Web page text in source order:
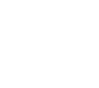
tổ chức tiệc sinh nhật
khu vực trung tâm, dễ tìm
và đúng giờ. Ngoài ra,
nhiều gia đình đưa trẻ
tiện giúp giảm mệt mỏi,
lại sự tiện lợi cho phụ
tiệc sinh nhật cho bé.